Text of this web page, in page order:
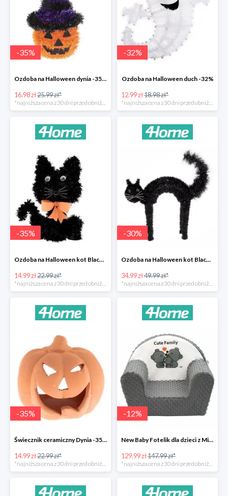
-35%
Ozdoba na Halloween dynia -35%
16.98 zł25.99 zł*
*najniższa cena z 30 dni przed obniżką
-32%
Ozdoba na Halloween duch -32%
12.99 zł18.98 zł*
*najniższa cena z 30 dni przed obniżką
-35%
Ozdoba na Halloween kot Blackie -35%
14.99 zł22.99 zł*
-30%
Ozdoba na Halloween kot Black -35%
34.99 zł49.99 zł*
-35%
Świecznik ceramiczny Dynia -35%
14.99 zł22.99 zł*
*najniższa cena z 30 dni przed obniżką
-12%
New Baby Fotelik dla dzieci z Minky Cute Family -12%
129.99 zł147.99 zł*
*najniższa cena z 30 dni przed obniżką